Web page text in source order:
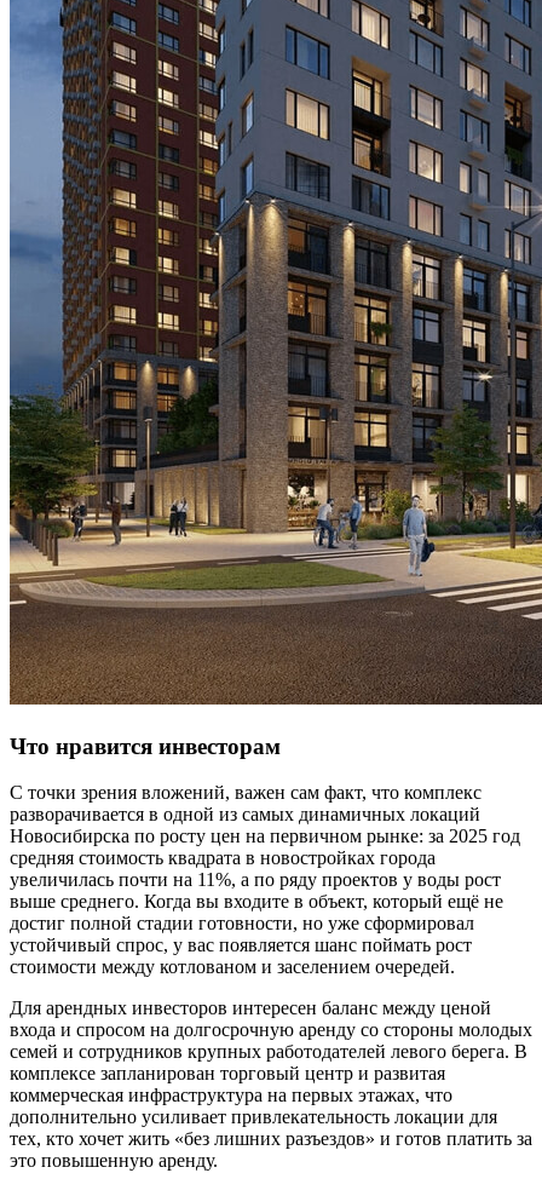
Что нравится инвесторам
С точки зрения вложений, важен сам факт, что комплекс
разворачивается в одной из самых динамичных локаций
Новосибирска по росту цен на первичном рынке: за 2025 год
средняя стоимость квадрата в новостройках города
увеличилась почти на 11%, а по ряду проектов у воды рост
выше среднего. Когда вы входите в объект, который ещё не
достиг полной стадии готовности, но уже сформировал
устойчивый спрос, у вас появляется шанс поймать рост
стоимости между котлованом и заселением очередей.
Для арендных инвесторов интересен баланс между ценой
входа и спросом на долгосрочную аренду со стороны молодых
семей и сотрудников крупных работодателей левого берега. В
комплексе запланирован торговый центр и развитая
коммерческая инфраструктура на первых этажах, что
дополнительно усиливает привлекательность локации для
тех, кто хочет жить «без лишних разъездов» и готов платить за
это повышенную аренду.